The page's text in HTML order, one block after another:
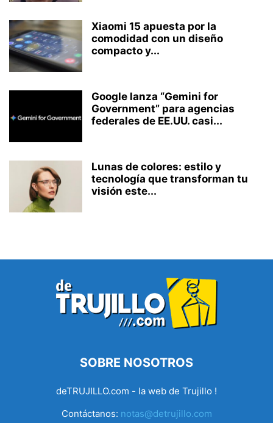
Xiaomi 15 apuesta por la
comodidad con un diseño
compacto y...
Google lanza “Gemini for
Government” para agencias
federales de EE.UU. casi...
Lunas de colores: estilo y
tecnología que transforman tu
visión este...
SOBRE NOSOTROS
deTRUJILLO.com - la web de Trujillo !
Contáctanos: notas@detrujillo.com